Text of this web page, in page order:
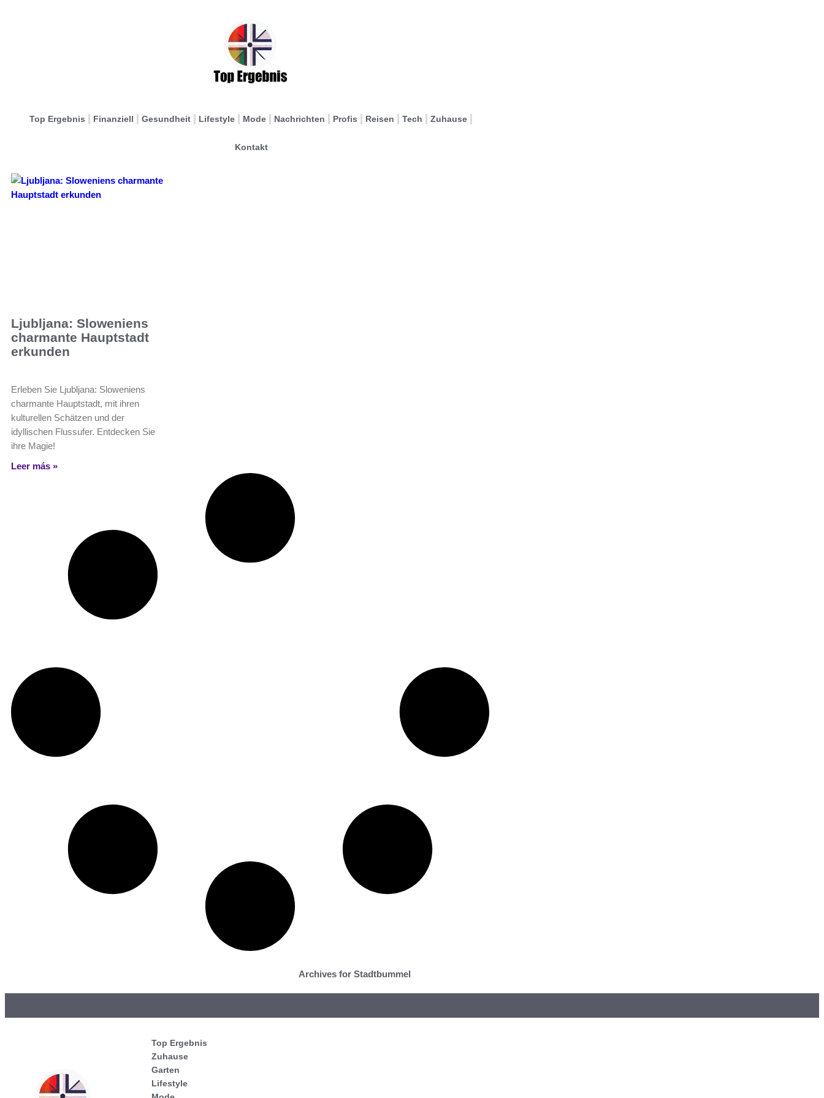
Top Ergebnis Finanziell Gesundheit Lifestyle Mode Nachrichten Profis Reisen Tech Zuhause
Kontakt
Ljubljana: Sloweniens
charmante Hauptstadt
erkunden
Erleben Sie Ljubljana: Sloweniens
charmante Hauptstadt, mit ihren
kulturellen Schätzen und der
idyllischen Flussufer. Entdecken Sie
ihre Magie!
Leer más »
Archives for Stadtbummel
Top Ergebnis
Zuhause
Garten
Lifestyle